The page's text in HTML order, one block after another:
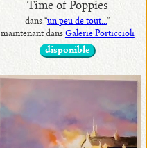
Time of Poppies
dans “ un peu de tout...”
maintenant dans Galerie Porticcioli
disponible